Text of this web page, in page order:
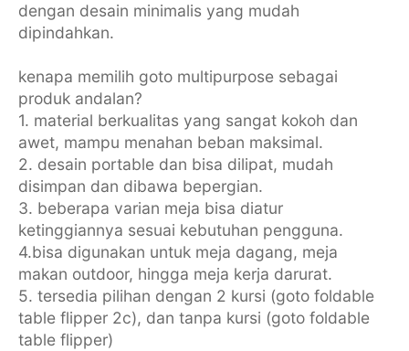
dengan desain minimalis yang mudah
dipindahkan.
kenapa memilih goto multipurpose sebagai
produk andalan?
1. material berkualitas yang sangat kokoh dan
awet, mampu menahan beban maksimal.
2. desain portable dan bisa dilipat, mudah
disimpan dan dibawa bepergian.
3. beberapa varian meja bisa diatur
ketinggiannya sesuai kebutuhan pengguna.
4.bisa digunakan untuk meja dagang, meja
makan outdoor, hingga meja kerja darurat.
5. tersedia pilihan dengan 2 kursi (goto foldable
table flipper 2c), dan tanpa kursi (goto foldable
table flipper)